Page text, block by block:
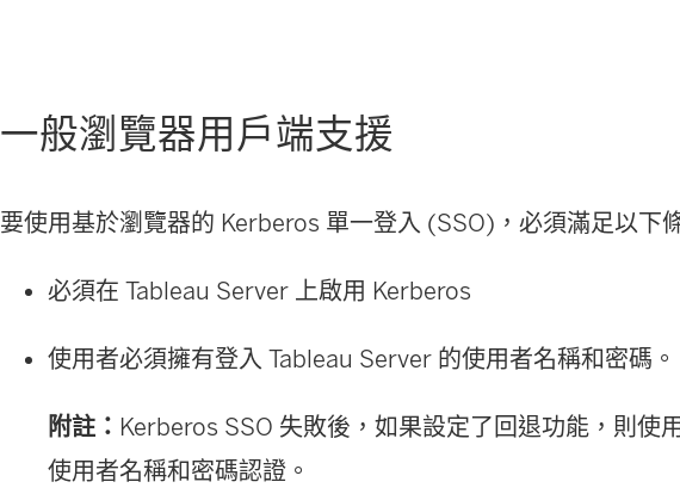
一般瀏覽器用戶端支援
要使用基於瀏覽器的 Kerberos 單一登入 (SSO)，必須滿足以下
必須在 Tableau Server 上啟用 Kerberos
使用者必須擁有登入 Tableau Server 的使用者名稱和密碼。
附註： Kerberos SSO 失敗後，如果設定了回退功能，則使
使用者名稱和密碼認證。